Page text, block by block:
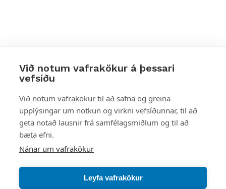
Við notum vafrakökur á þessari
vefsíðu
Við notum vafrakökur til að safna og greina
upplýsingar um notkun og virkni vefsíðunnar, til að
geta notað lausnir frá samfélagsmiðlum og til að
bæta efni.
Nánar um vafrakökur
Leyfa vafrakökur
Styttu þér leið
Mest skoðað
Starfsstöðvar